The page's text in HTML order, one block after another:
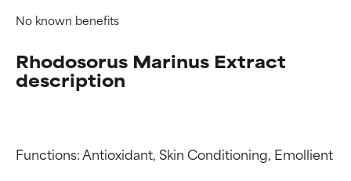
No known benefits
Rhodosorus Marinus Extract
description
Functions: Antioxidant, Skin Conditioning, Emollient